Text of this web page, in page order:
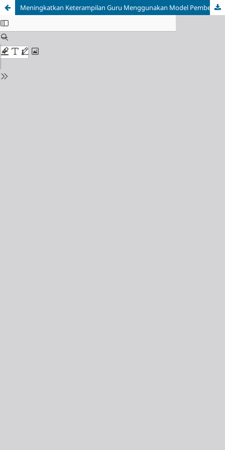
Meningkatkan Keterampilan Guru Menggunakan Model Pembelajaran Melalui MGMP Di Kabupaten Bengkulu Utara